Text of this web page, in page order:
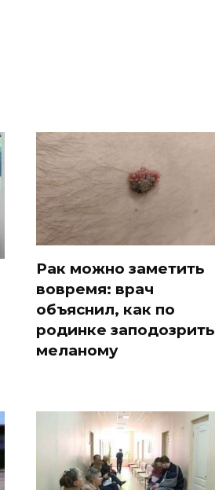
Рак можно заметить
вовремя: врач
объяснил, как по
родинке заподозрить
меланому